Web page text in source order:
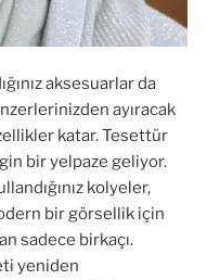
aksesuarlar da
ayıracak
katar. Tesettür
bir yelpaze geliyor.
kolyeler,
bir görsellik için
sadece birkaçı.
yeniden